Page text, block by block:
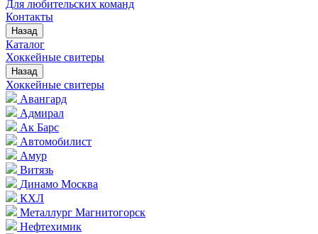
Для любительских команд
Контакты
Назад
Каталог
Хоккейные свитеры
Назад
Хоккейные свитеры
Авангард
Адмирал
Ак Барс
Автомобилист
Амур
Витязь
Динамо Москва
КХЛ
Металлург Магнитогорск
Нефтехимик